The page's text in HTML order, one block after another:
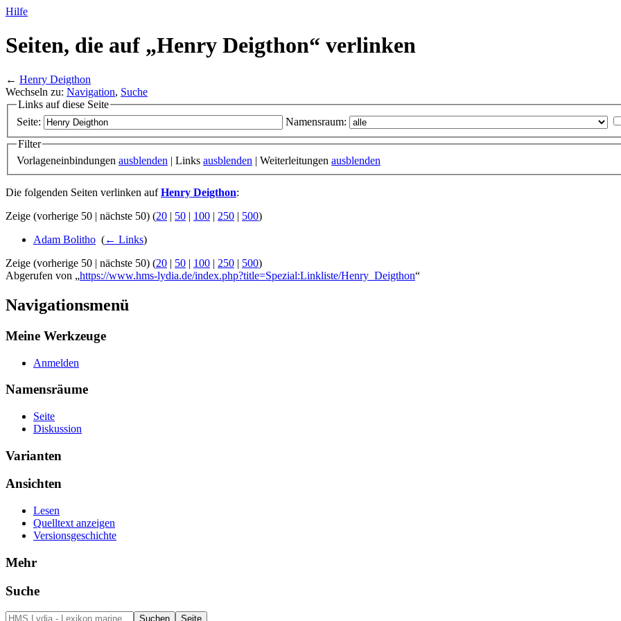
Hilfe
Seiten, die auf „Henry Deigthon“ verlinken
← Henry Deigthon
Wechseln zu: Navigation, Suche
Links auf diese Seite
Seite:
Namensraum:
Filter
Vorlageneinbindungen ausblenden | Links ausblenden | Weiterleitungen ausblenden
Die folgenden Seiten verlinken aufHenry Deigthon:
Zeige (vorherige 50 | nächste 50) (20 | 50 | 100 | 250 | 500)
Adam Bolitho (← Links)
Zeige (vorherige 50 | nächste 50) (20 | 50 | 100 | 250 | 500)
Abgerufen von „https://www.hms-lydia.de/index.php?title=Spezial:Linkliste/Henry_Deigthon“
Navigationsmenü
Meine Werkzeuge
Anmelden
Namensräume
Seite
Diskussion
Varianten
Ansichten
Lesen
Quelltext anzeigen
Versionsgeschichte
Mehr
Suche